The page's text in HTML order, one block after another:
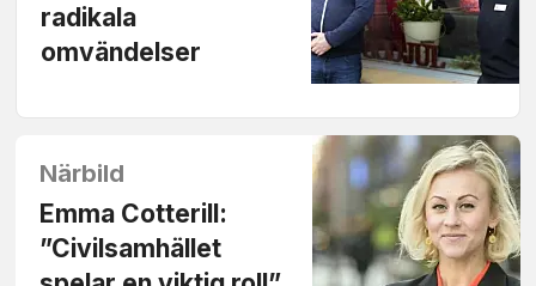
radikala
omvändelser
Närbild
Emma Cotterill:
”Civilsamhället